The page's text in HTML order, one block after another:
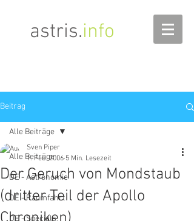
astris.info
Beitrag
Alle Beiträge
DE - Astronomie
DE - Raumfahrt
DE - Specials
Alle Beiträge
Der Geruch von Mondstaub
(dritter Teil der Apollo
Sven Piper
1. Feb. 2006 5 Min. Lesezeit